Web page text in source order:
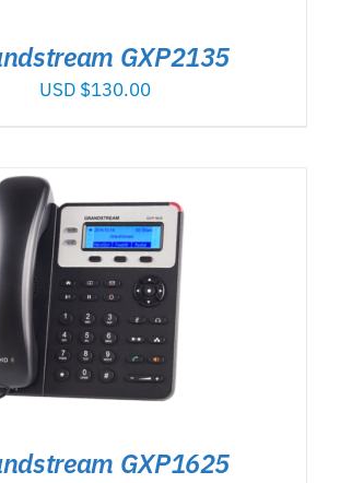
GXP2135
USD $130.00
GXP1625